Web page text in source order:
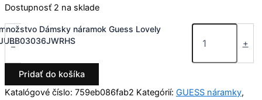
Dostupnosť 2 na sklade
-
Dámsky náramok Guess Lovely
+
Pridať do košíka
Katalógové číslo: 759eb086fab2 Kategórií: GUESS náramky,